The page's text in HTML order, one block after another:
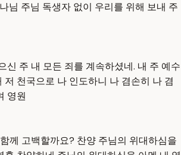
님 주님 독생자 없이 우리를 위해 보내 주
신 주 내 모든 죄를 계속하셨네. 내 주 예수
저 천국으로 나 인도하니 나 겸손히 나 겸
영원
께 고백할까요? 찬양 주님의 위대하심을